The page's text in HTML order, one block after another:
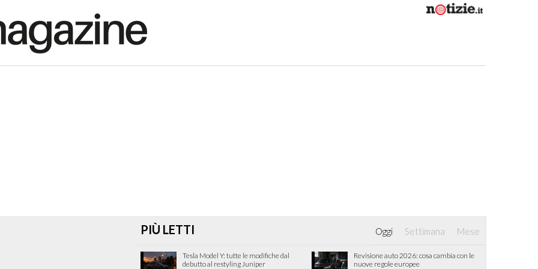
PIÙ LETTI Oggi Settimana Mese
Tesla Model Y: tutte le modifiche dal
debutto al restyling Juniper
Revisione auto 2026: cosa cambia con le
nuove regole europee